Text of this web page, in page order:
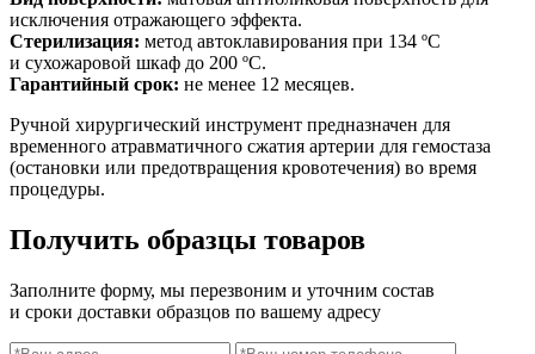
исключения отражающего эффекта.
Стерилизация: метод автоклавирования при 134 ºС
и сухожаровой шкаф до 200 ºС.
Гарантийный срок: не менее 12 месяцев.
Ручной хирургический инструмент предназначен для
временного атравматичного сжатия артерии для гемостаза
(остановки или предотвращения кровотечения) во время
процедуры.
Получить образцы товаров
Заполните форму, мы перезвоним и уточним состав
и сроки доставки образцов по вашему адресу